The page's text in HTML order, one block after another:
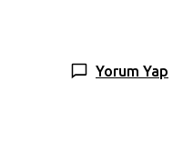
Yorum Yap